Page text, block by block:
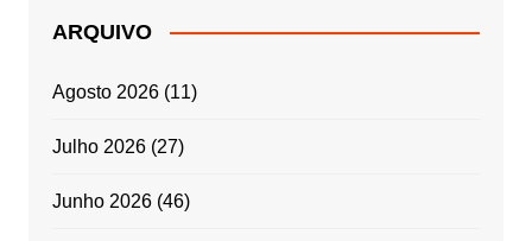
ARQUIVO
Agosto 2026(11)
Julho 2026(27)
Junho 2026(46)